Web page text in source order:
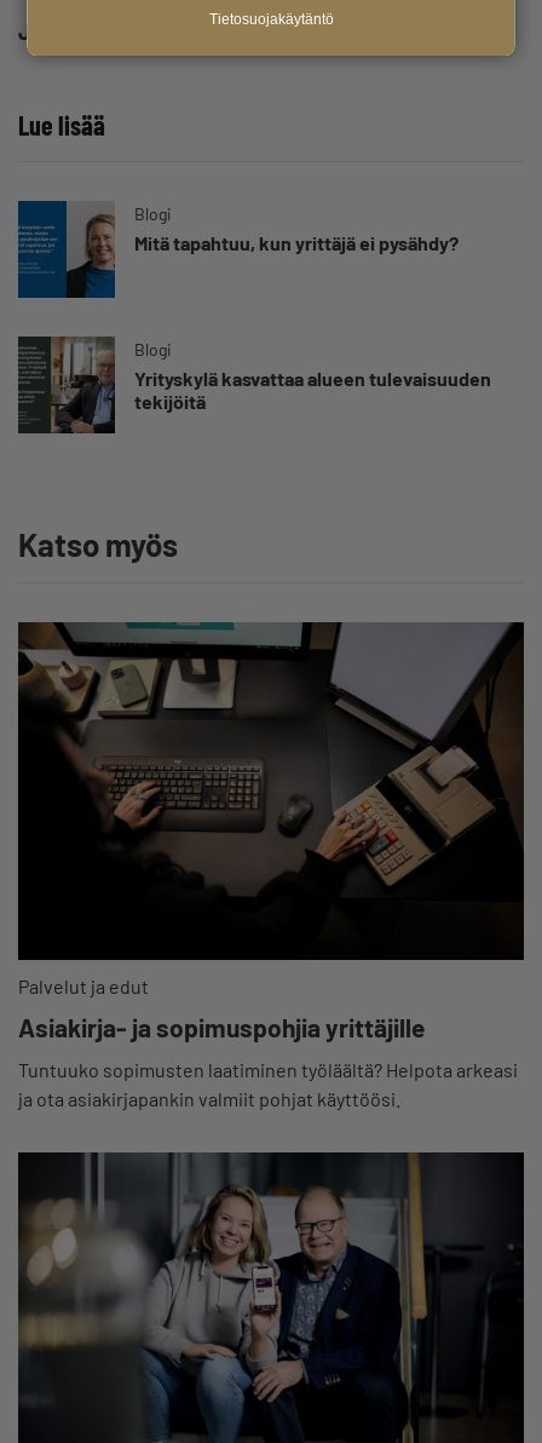
Jaa
Lue lisää
Blogi
Mitä tapahtuu, kun yrittäjä ei pysähdy?
Blogi
Yrityskylä kasvattaa alueen tulevaisuuden
tekijöitä
Katso myös
Palvelut ja edut
Asiakirja- ja sopimuspohjia yrittäjille
Tuntuuko sopimusten laatiminen työläältä? Helpota arkeasi
ja ota asiakirjapankin valmiit pohjat käyttöösi.
Tietosuojakäytäntö